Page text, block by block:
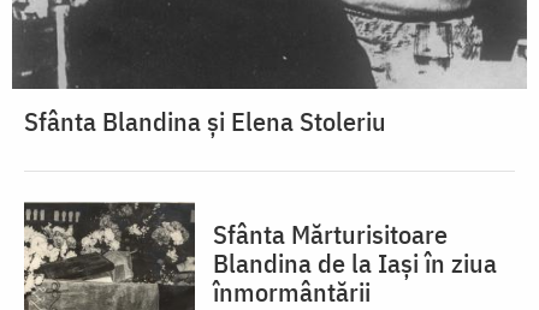
Sfânta Blandina și Elena Stoleriu
Sfânta Mărturisitoare
Blandina de la Iași în ziua
înmormântării